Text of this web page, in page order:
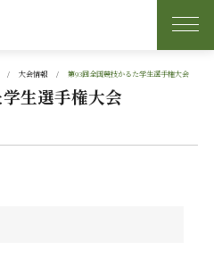
大会情報 第93回全国競技かるた学生選手権大会
生選手権大会